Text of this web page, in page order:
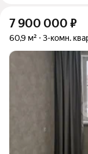
7 900 000 ₽
60,9 м² 3-комн.